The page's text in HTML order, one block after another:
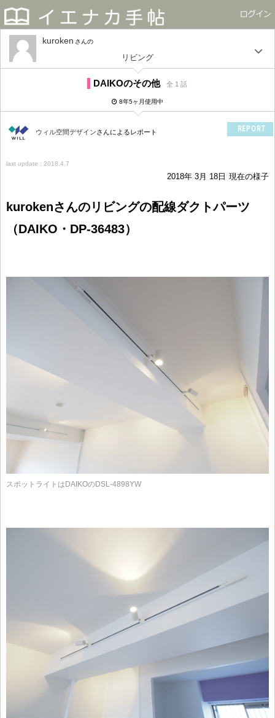
kuroken さん
リビング
DAIKOのその他 全 1 話
8年5ヶ月使用中
ウィル空間デザインさんによるレポート REPORT
last update : 2018.4.7
2018年 3月 18日 現在の様子
kurokenさんのリビングの配線ダクトパーツ
（DAIKO・DP-36483）
スポットライトはDAIKOのDSL-4898YW